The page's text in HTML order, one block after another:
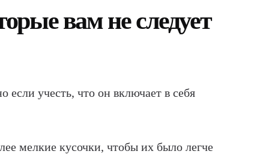
вам не следует
учесть, что он включает в себя
мелкие кусочки, чтобы их было легче